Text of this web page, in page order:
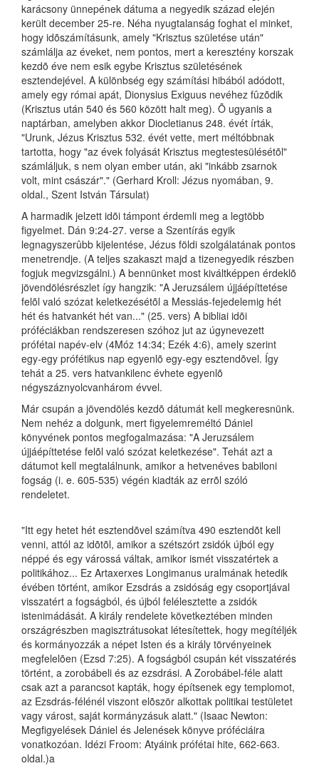
karácsony ünnepének dátuma a negyedik század elején
került december 25-re. Néha nyugtalanság foghat el minket,
hogy idõszámításunk, amely "Krisztus születése után"
számlálja az éveket, nem pontos, mert a keresztény korszak
kezdõ éve nem esik egybe Krisztus születésének
esztendejével. A különbség egy számítási hibából adódott,
amely egy római apát, Dionysius Exiguus nevéhez fûzõdik
(Krisztus után 540 és 560 között halt meg). Õ ugyanis a
naptárban, amelyben akkor Diocletianus 248. évét írták,
"Urunk, Jézus Krisztus 532. évét vette, mert méltóbbnak
tartotta, hogy "az évek folyását Krisztus megtestesülésétõl"
számláljuk, s nem olyan ember után, aki "inkább zsarnok
volt, mint császár"." (Gerhard Kroll: Jézus nyomában, 9.
oldal., Szent István Társulat)
A harmadik jelzett idõi támpont érdemli meg a legtöbb
figyelmet. Dán 9:24-27. verse a Szentírás egyik
legnagyszerûbb kijelentése, Jézus földi szolgálatának pontos
menetrendje. (A teljes szakaszt majd a tizenegyedik részben
fogjuk megvizsgálni.) A bennünket most kiváltképpen érdeklõ
jövendölésrészlet így hangzik: "A Jeruzsálem újjáépíttetése
felõl való szózat keletkezésétõl a Messiás-fejedelemig hét
hét és hatvankét hét van..." (25. vers) A bibliai idõi
próféciákban rendszeresen szóhoz jut az úgynevezett
prófétai napév-elv (4Móz 14:34; Ezék 4:6), amely szerint
egy-egy prófétikus nap egyenlõ egy-egy esztendõvel. Így
tehát a 25. vers hatvankilenc évhete egyenlõ
négyszáznyolcvanhárom évvel.
Már csupán a jövendölés kezdõ dátumát kell megkeresnünk.
Nem nehéz a dolgunk, mert figyelemreméltó Dániel
könyvének pontos megfogalmazása: "A Jeruzsálem
újjáépíttetése felõl való szózat keletkezése". Tehát azt a
dátumot kell megtalálnunk, amikor a hetvenéves babiloni
fogság (i. e. 605-535) végén kiadták az errõl szóló
rendeletet.
"Itt egy hetet hét esztendõvel számítva 490 esztendõt kell
venni, attól az idõtõl, amikor a szétszórt zsidók újból egy
néppé és egy várossá váltak, amikor ismét visszatértek a
politikához... Ez Artaxerxes Longimanus uralmának hetedik
évében történt, amikor Ezsdrás a zsidóság egy csoportjával
visszatért a fogságból, és újból felélesztette a zsidók
istenimádását. A király rendelete következtében minden
országrészben magisztrátusokat létesítettek, hogy megítéljék
és kormányozzák a népet Isten és a király törvényeinek
megfelelõen (Ezsd 7:25). A fogságból csupán két visszatérés
történt, a zorobábeli és az ezsdrási. A Zorobábel-féle alatt
csak azt a parancsot kapták, hogy építsenek egy templomot,
az Ezsdrás-félénél viszont elõször alkottak politikai testületet
vagy várost, saját kormányzásuk alatt." (Isaac Newton:
Megfigyelések Dániel és Jelenések könyve próféciáira
vonatkozóan. Idézi Froom: Atyáink prófétai hite, 662-663.
oldal.)a